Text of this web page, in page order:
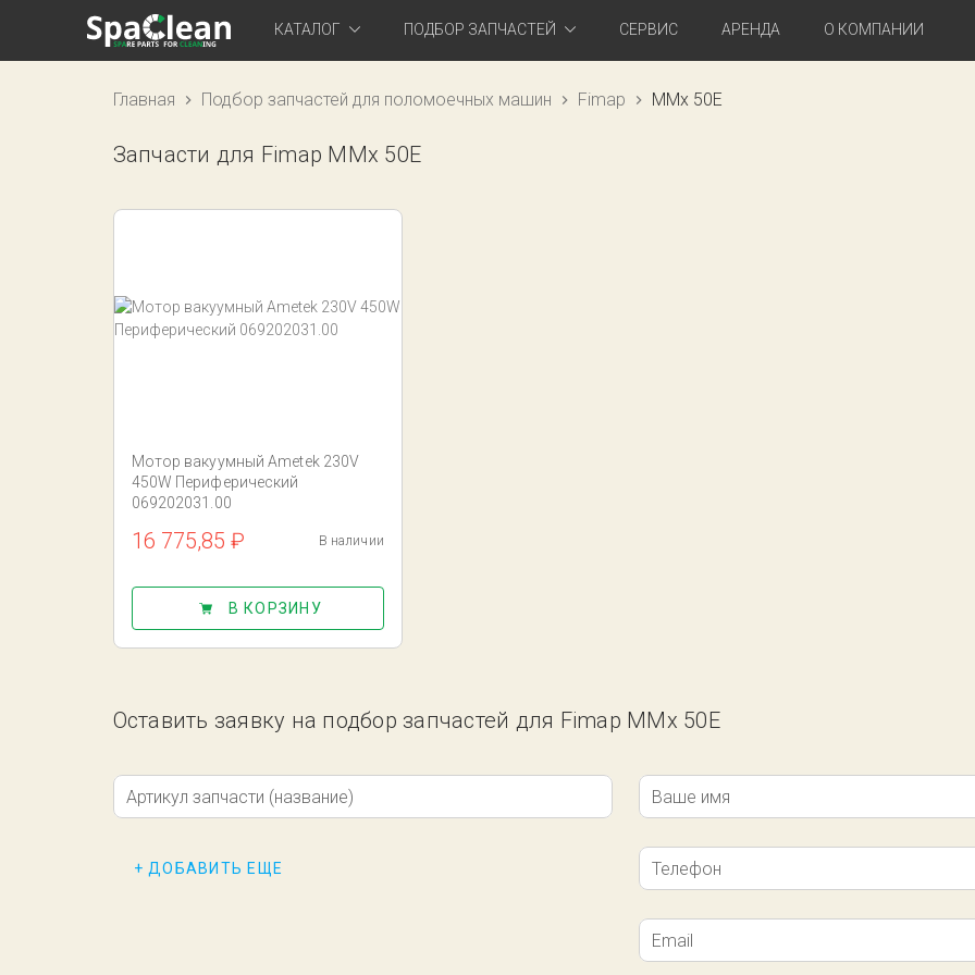
КАТАЛОГ ПОДБОР ЗАПЧАСТЕЙ СЕРВИС АРЕНДА О КОМПАНИИ
Главная Подбор запчастей для поломоечных машин Fimap MMx 50E
Запчасти для Fimap MMx 50E
Мотор вакуумный Ametek 230V
450W Периферический
069202031.00
16 775,85 ₽ В наличии
В КОРЗИНУ
Оставить заявку на подбор запчастей для Fimap MMx 50E
Артикул запчасти (название)
+ ДОБАВИТЬ ЕЩЕ
Ваше имя
Телефон
Email